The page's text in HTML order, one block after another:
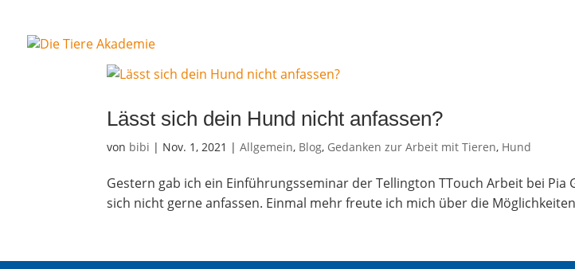
Lässt sich dein Hund nicht anfassen?
von bibi | Nov. 1, 2021 |Allgemein, Blog, Gedanken zur Arbeit mit Tieren, Hund
Ges­tern gab ich ein Ein­füh­rungs­se­mi­nar der Tel­ling­ton TTouch Arbeit bei
sich nicht ger­ne anfas­sen. Ein­mal mehr freu­te ich mich über die